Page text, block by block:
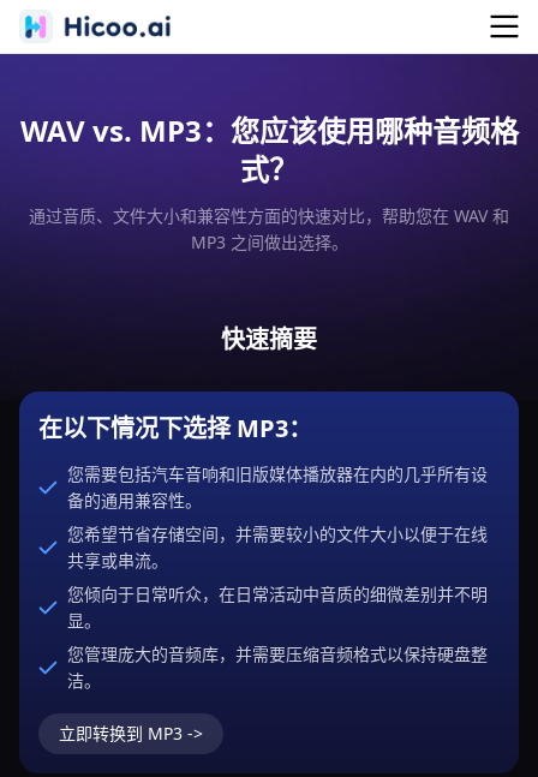
WAV vs. MP3：您应该使用哪种音频格
式？
通过音质、文件大小和兼容性方面的快速对比，帮助您在 WAV 和
MP3 之间做出选择。
快速摘要
在以下情况下选择 MP3：
您需要包括汽车音响和旧版媒体播放器在内的几乎所有设
备的通用兼容性。
您希望节省存储空间，并需要较小的文件大小以便于在线
共享或串流。
您倾向于日常听众，在日常活动中音质的细微差别并不明
显。
您管理庞大的音频库，并需要压缩音频格式以保持硬盘整
洁。
立即转换到 MP3 ->